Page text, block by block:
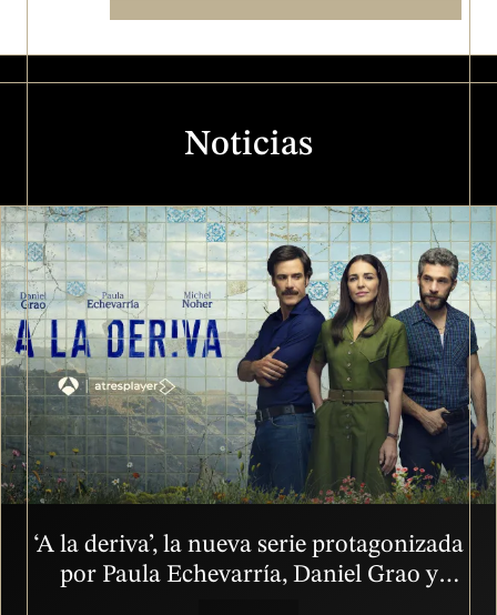
Noticias
Imagen
‘A la deriva’, la nueva serie protagonizada
por Paula Echevarría, Daniel Grao y